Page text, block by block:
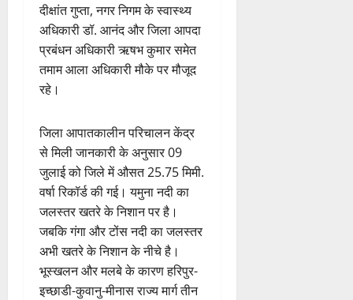
दीक्षांत गुप्ता, नगर निगम के स्वास्थ्य
अधिकारी डॉ. आनंद और जिला आपदा
प्रबंधन अधिकारी ऋषभ कुमार समेत
तमाम आला अधिकारी मौके पर मौजूद
रहे।
जिला आपातकालीन परिचालन केंद्र
से मिली जानकारी के अनुसार 09
जुलाई को जिले में औसत 25.75 मिमी.
वर्षा रिकॉर्ड की गई। यमुना नदी का
जलस्तर खतरे के निशान पर है।
जबकि गंगा और टोंस नदी का जलस्तर
अभी खतरे के निशान के नीचे है।
भूस्खलन और मलबे के कारण हरिपुर-
इच्छाडी-कुवानु-मीनास राज्य मार्ग तीन